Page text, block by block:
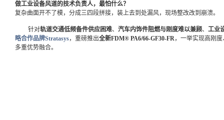
做工业设备风道的技术负责人，最怕什么？
复杂曲面开不了模，分成三四段拼接，装上去到处漏风，现场整改改到崩溃。
针对轨道交通低频备件供应困难、 汽车内饰件阻燃与刚度难以兼顾、 工业
略合作品牌Stratasys，重磅推出全新FDM® PA6/66-GF30-FR，一举实现高刚
多重优势融合。